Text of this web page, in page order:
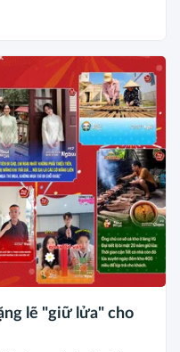
lẽ "giữ lửa" cho